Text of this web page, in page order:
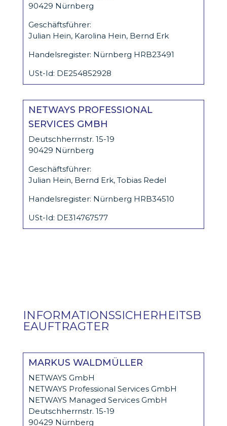
90429 Nürnberg
Geschäftsführer:
Julian Hein, Karolina Hein, Bernd Erk
Handelsregister: Nürnberg HRB23491
USt-Id: DE254852928
NETWAYS PROFESSIONAL
SERVICES GMBH
Deutschherrnstr. 15-19
90429 Nürnberg
Geschäftsführer:
Julian Hein, Bernd Erk, Tobias Redel
Handelsregister: Nürnberg HRB34510
USt-Id: DE314767577
INFORMATIONSSICHERHEITSB
EAUFTRAGTER
MARKUS WALDMÜLLER
NETWAYS GmbH
NETWAYS Professional Services GmbH
NETWAYS Managed Services GmbH
Deutschherrnstr. 15-19
90429 Nürnberg